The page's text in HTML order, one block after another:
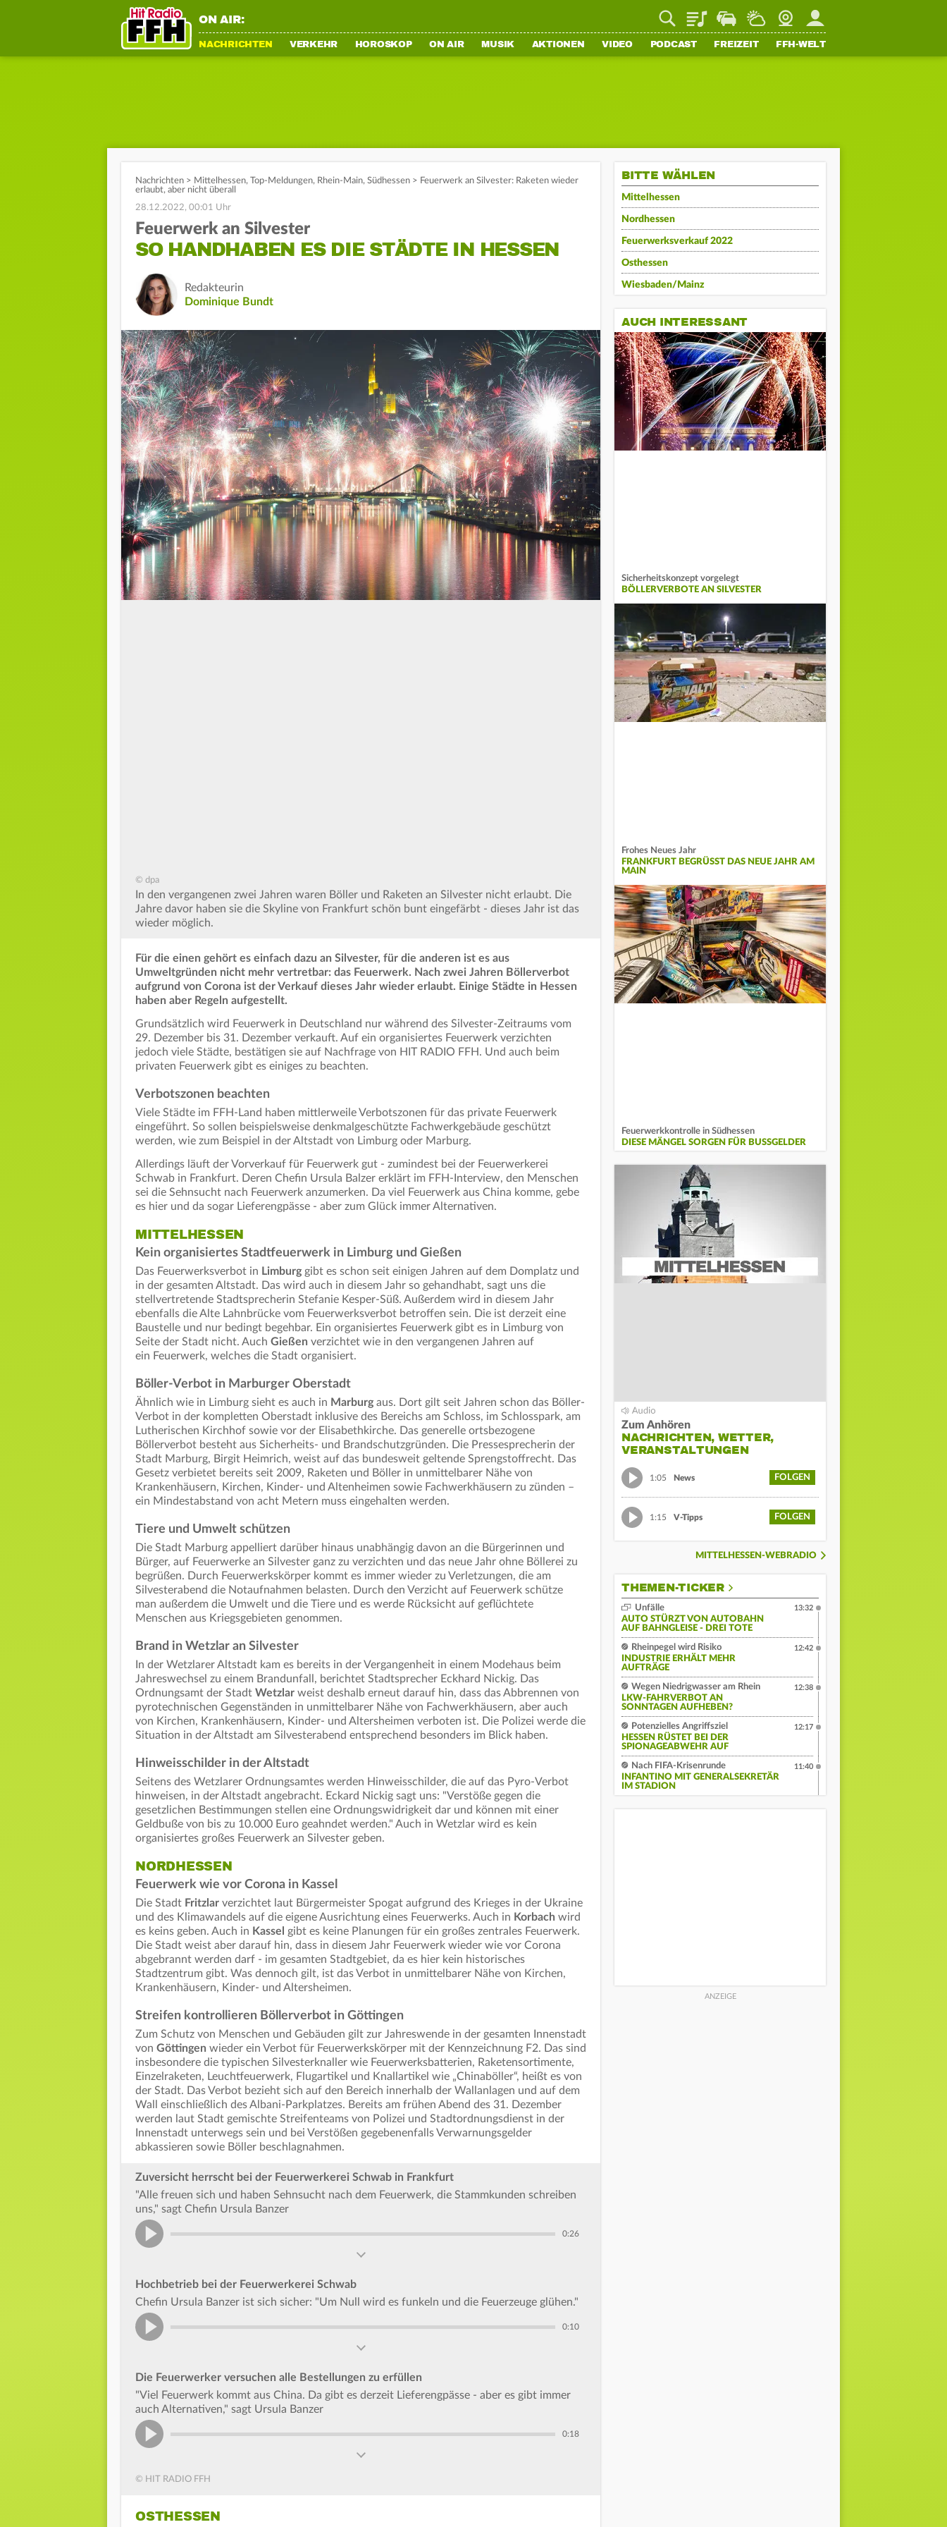
ON AIR: PlaylistStaupilotWetterWebcamMein FFH
NACHRICHTEN VERKEHR HOROSKOP ON AIR MUSIK AKTIONEN VIDEO PODCAST FREIZEIT FFH-WELT
Nachrichten > Mittelhessen, Top-Meldungen, Rhein-Main, Südhessen > Feuerwerk an Silvester: Raketen wieder
erlaubt, aber nicht überall
28.12.2022, 00:01 Uhr
Feuerwerk an Silvester
SO HANDHABEN ES DIE STÄDTE IN HESSEN
Redakteurin
Dominique Bundt
© dpa
In den vergangenen zwei Jahren waren Böller und Raketen an Silvester nicht erlaubt. Die
Jahre davor haben sie die Skyline von Frankfurt schön bunt eingefärbt - dieses Jahr ist das
wieder möglich.
Für die einen gehört es einfach dazu an Silvester, für die anderen ist es aus
Umweltgründen nicht mehr vertretbar: das Feuerwerk. Nach zwei Jahren Böllerverbot
aufgrund von Corona ist der Verkauf dieses Jahr wieder erlaubt. Einige Städte in Hessen
haben aber Regeln aufgestellt.
Grundsätzlich wird Feuerwerk in Deutschland nur während des Silvester-Zeitraums vom
29. Dezember bis 31. Dezember verkauft. Auf ein organisiertes Feuerwerk verzichten
jedoch viele Städte, bestätigen sie auf Nachfrage von HIT RADIO FFH. Und auch beim
privaten Feuerwerk gibt es einiges zu beachten.
Verbotszonen beachten
Viele Städte im FFH-Land haben mittlerweile Verbotszonen für das private Feuerwerk
eingeführt. So sollen beispielsweise denkmalgeschützte Fachwerkgebäude geschützt
werden, wie zum Beispiel in der Altstadt von Limburg oder Marburg.
Allerdings läuft der Vorverkauf für Feuerwerk gut - zumindest bei der Feuerwerkerei
Schwab in Frankfurt. Deren Chefin Ursula Balzer erklärt im FFH-Interview, den Menschen
sei die Sehnsucht nach Feuerwerk anzumerken. Da viel Feuerwerk aus China komme, gebe
es hier und da sogar Lieferengpässe - aber zum Glück immer Alternativen.
MITTELHESSEN
Kein organisiertes Stadtfeuerwerk in Limburg und Gießen
Das Feuerwerksverbot in Limburg gibt es schon seit einigen Jahren auf dem Domplatz und
in der gesamten Altstadt. Das wird auch in diesem Jahr so gehandhabt, sagt uns die
stellvertretende Stadtsprecherin Stefanie Kesper-Süß. Außerdem wird in diesem Jahr
ebenfalls die Alte Lahnbrücke vom Feuerwerksverbot betroffen sein. Die ist derzeit eine
Baustelle und nur bedingt begehbar. Ein organisiertes Feuerwerk gibt es in Limburg von
Seite der Stadt nicht. Auch Gießen verzichtet wie in den vergangenen Jahren auf
ein Feuerwerk, welches die Stadt organisiert.
Böller-Verbot in Marburger Oberstadt
Ähnlich wie in Limburg sieht es auch in Marburg aus. Dort gilt seit Jahren schon das Böller-
Verbot in der kompletten Oberstadt inklusive des Bereichs am Schloss, im Schlosspark, am
Lutherischen Kirchhof sowie vor der Elisabethkirche. Das generelle ortsbezogene
Böllerverbot besteht aus Sicherheits- und Brandschutzgründen. Die Pressesprecherin der
Stadt Marburg, Birgit Heimrich, weist auf das bundesweit geltende Sprengstoffrecht. Das
Gesetz verbietet bereits seit 2009, Raketen und Böller in unmittelbarer Nähe von
Krankenhäusern, Kirchen, Kinder- und Altenheimen sowie Fachwerkhäusern zu zünden –
ein Mindestabstand von acht Metern muss eingehalten werden.
Tiere und Umwelt schützen
Die Stadt Marburg appelliert darüber hinaus unabhängig davon an die Bürgerinnen und
Bürger, auf Feuerwerke an Silvester ganz zu verzichten und das neue Jahr ohne Böllerei zu
begrüßen. Durch Feuerwerkskörper kommt es immer wieder zu Verletzungen, die am
Silvesterabend die Notaufnahmen belasten. Durch den Verzicht auf Feuerwerk schütze
man außerdem die Umwelt und die Tiere und es werde Rücksicht auf geflüchtete
Menschen aus Kriegsgebieten genommen.
Brand in Wetzlar an Silvester
In der Wetzlarer Altstadt kam es bereits in der Vergangenheit in einem Modehaus beim
Jahreswechsel zu einem Brandunfall, berichtet Stadtsprecher Eckhard Nickig. Das
Ordnungsamt der Stadt Wetzlar weist deshalb erneut darauf hin, dass das Abbrennen von
pyrotechnischen Gegenständen in unmittelbarer Nähe von Fachwerkhäusern, aber auch
von Kirchen, Krankenhäusern, Kinder- und Altersheimen verboten ist. Die Polizei werde die
Situation in der Altstadt am Silvesterabend entsprechend besonders im Blick haben.
Hinweisschilder in der Altstadt
Seitens des Wetzlarer Ordnungsamtes werden Hinweisschilder, die auf das Pyro-Verbot
hinweisen, in der Altstadt angebracht. Eckard Nickig sagt uns: "Verstöße gegen die
gesetzlichen Bestimmungen stellen eine Ordnungswidrigkeit dar und können mit einer
Geldbuße von bis zu 10.000 Euro geahndet werden." Auch in Wetzlar wird es kein
organisiertes großes Feuerwerk an Silvester geben.
NORDHESSEN
Feuerwerk wie vor Corona in Kassel
Die Stadt Fritzlar verzichtet laut Bürgermeister Spogat aufgrund des Krieges in der Ukraine
und des Klimawandels auf die eigene Ausrichtung eines Feuerwerks. Auch in Korbach wird
es keins geben. Auch in Kassel
gibt es keine Planungen für ein großes zentrales Feuerwerk.
Die Stadt weist aber darauf hin, dass in diesem Jahr Feuerwerk wieder wie vor Corona
abgebrannt werden darf - im gesamten Stadtgebiet, da es hier kein historisches
Stadtzentrum gibt. Was dennoch gilt, ist das Verbot in unmittelbarer Nähe von Kirchen,
Krankenhäusern, Kinder- und Altersheimen.
Streifen kontrollieren Böllerverbot in Göttingen
Zum Schutz von Menschen und Gebäuden gilt zur Jahreswende in der gesamten Innenstadt
von Göttingen wieder ein Verbot für Feuerwerkskörper mit der Kennzeichnung F2. Das sind
insbesondere die typischen Silvesterknaller wie Feuerwerksbatterien, Raketensortimente,
Einzelraketen, Leuchtfeuerwerk, Flugartikel und Knallartikel wie „Chinaböller“, heißt es von
der Stadt. Das Verbot bezieht sich auf den Bereich innerhalb der Wallanlagen und auf dem
Wall einschließlich des Albani-Parkplatzes. Bereits am frühen Abend des 31. Dezember
werden laut Stadt gemischte Streifenteams von Polizei und Stadtordnungsdienst in der
Innenstadt unterwegs sein und bei Verstößen gegebenenfalls Verwarnungsgelder
abkassieren sowie Böller beschlagnahmen.
Zuversicht herrscht bei der Feuerwerkerei Schwab in Frankfurt
"Alle freuen sich und haben Sehnsucht nach dem Feuerwerk, die Stammkunden schreiben
uns," sagt Chefin Ursula Banzer
0:26
Hochbetrieb bei der Feuerwerkerei Schwab
Chefin Ursula Banzer ist sich sicher: "Um Null wird es funkeln und die Feuerzeuge glühen."
0:10
Die Feuerwerker versuchen alle Bestellungen zu erfüllen
"Viel Feuerwerk kommt aus China. Da gibt es derzeit Lieferengpässe - aber es gibt immer
auch Alternativen," sagt Ursula Banzer
0:18
© HIT RADIO FFH
OSTHESSEN
BITTE WÄHLEN
Mittelhessen
Nordhessen
Feuerwerksverkauf 2022
Osthessen
Wiesbaden/Mainz
AUCH INTERESSANT
Sicherheitskonzept vorgelegt
BÖLLERVERBOTE AN SILVESTER
Frohes Neues Jahr
FRANKFURT BEGRÜSST DAS NEUE JAHR AM M
AIN
Feuerwerkkontrolle in Südhessen
DIESE MÄNGEL SORGEN FÜR BUSSGELDER
Zum Anhören
NACHRICHTEN, WETTER,
VERANSTALTUNGEN
1:05 News FOLGEN
1:15 V-Tipps FOLGEN
MITTELHESSEN-WEBRADIO
THEMEN-TICKER
Unfälle
AUTO STÜRZT VON AUTOBAHN
AUF BAHNGLEISE - DREI TOTE
13:32
Rheinpegel wird Risiko
INDUSTRIE ERHÄLT MEHR
AUFTRÄGE
12:42
Wegen Niedrigwasser am Rhein
LKW-FAHRVERBOT AN
SONNTAGEN AUFHEBEN?
12:38
Potenzielles Angriffsziel
HESSEN RÜSTET BEI DER
SPIONAGEABWEHR AUF
12:17
Nach FIFA-Krisenrunde
INFANTINO MIT GENERALSEKRETÄR
IM STADION
11:40